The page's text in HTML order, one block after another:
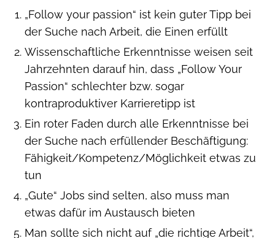
„Follow your passion“ ist kein guter Tipp bei
der Suche nach Arbeit, die Einen erfüllt
Wissenschaftliche Erkenntnisse weisen seit
Jahrzehnten darauf hin, dass „Follow Your
Passion“ schlechter bzw. sogar
kontraproduktiver Karrieretipp ist
Ein roter Faden durch alle Erkenntnisse bei
der Suche nach erfüllender Beschäftigung:
Fähigkeit/Kompetenz/Möglichkeit etwas zu
tun
„Gute“ Jobs sind selten, also muss man
etwas dafür im Austausch bieten
Man sollte sich nicht auf „die richtige Arbeit“,